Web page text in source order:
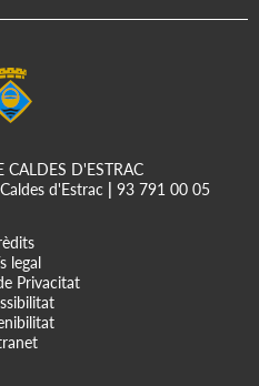
D'ESTRAC
d'Estrac 93 791 00 05
legal
Privacitat